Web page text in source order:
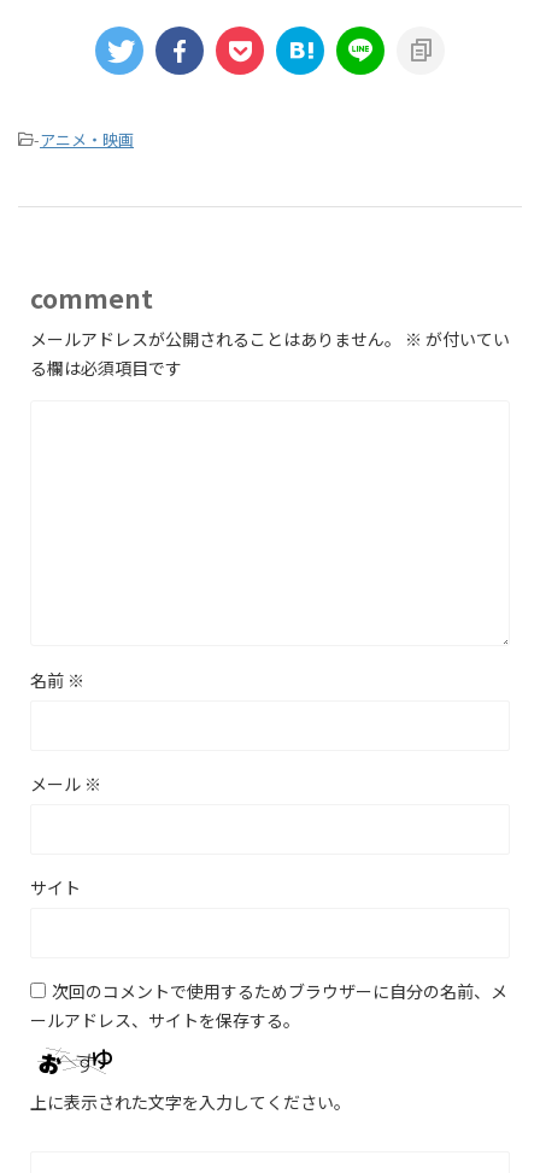
-アニメ・映画
comment
メールアドレスが公開されることはありません。 ※ が付いてい
る欄は必須項目です
名前 ※
メール ※
サイト
次回のコメントで使用するためブラウザーに自分の名前、メ
ールアドレス、サイトを保存する。
上に表示された文字を入力してください。